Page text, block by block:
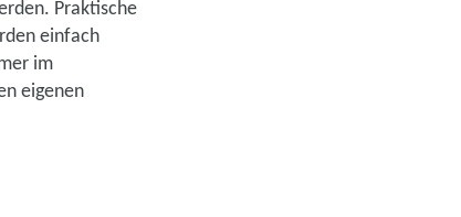
Praktische
einfach
im
eigenen